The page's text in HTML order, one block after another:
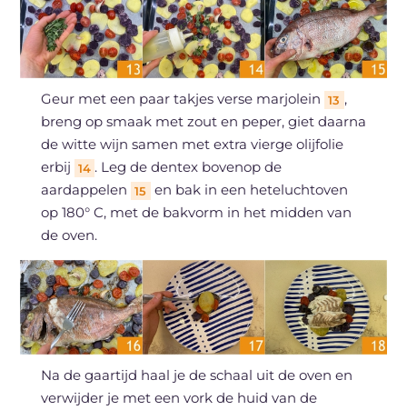
Geur met een paar takjes verse marjolein 13 ,
breng op smaak met zout en peper, giet daarna
de witte wijn samen met extra vierge olijfolie
erbij 14 . Leg de dentex bovenop de
aardappelen 15 en bak in een heteluchtoven
op 180° C, met de bakvorm in het midden van
de oven.
Na de gaartijd haal je de schaal uit de oven en
verwijder je met een vork de huid van de